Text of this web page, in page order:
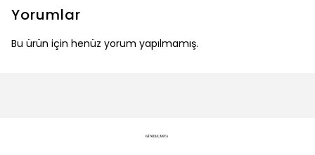
Yorumlar
Bu ürün için henüz yorum yapılmamış.